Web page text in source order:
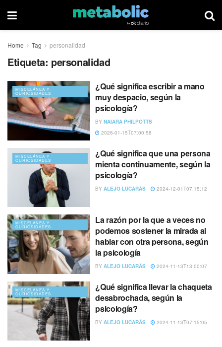
Home Tag personalidad
Etiqueta: personalidad
MISCELÁNEA Y
CURIOSIDADES
¿Qué significa escribir a mano
muy despacio, según la
psicología?
BY NAIARA PHILPOTTS
2026-01-15T07:00:58
MISCELÁNEA Y
CURIOSIDADES
¿Qué significa que una persona
mienta continuamente, según la
psicología?
BY ALEJO LUCARÁS 2024-12-01T07:15:12
MISCELÁNEA Y
CURIOSIDADES
La razón por la que a veces no
podemos sostener la mirada al
hablar con otra persona, según
la psicología
BY ALEJO LUCARÁS 2024-11-13T13:00:07
MISCELÁNEA Y
CURIOSIDADES
¿Qué significa llevar la chaqueta
desabrochada, según la
psicología?
BY ALEJO LUCARÁS 2024-11-13T07:15:05